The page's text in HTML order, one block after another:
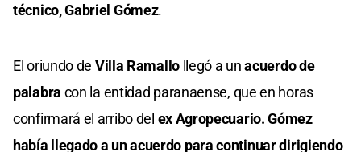
técnico, Gabriel Gómez.
El oriundo de Villa Ramallollegó a unacuerdo de
palabra con la entidad paranaense, que en horas
confirmará el arribo del ex Agropecuario. Gómez
había llegado a un acuerdo para continuar dirigiendo